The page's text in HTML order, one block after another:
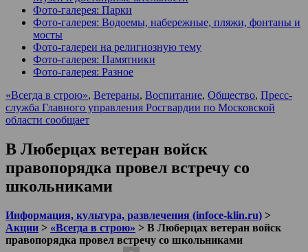
Фото-галерея: Парки
Фото-галерея: Водоемы, набережные, пляжи, фонтаны и
мосты
Фото-галереи на религиозную тему
Фото-галерея: Памятники
Фото-галерея: Разное
«Всегда в строю», Ветераны, Воспитание, Общество, Пресс-
служба Главного управления Росгвардии по Московской
области сообщает
В Люберцах ветеран войск
правопорядка провел встречу со
школьниками
Информация, культура, развлечения (infoce-klin.ru) >
Акции > «Всегда в строю» > В Люберцах ветеран войск
правопорядка провел встречу со школьниками